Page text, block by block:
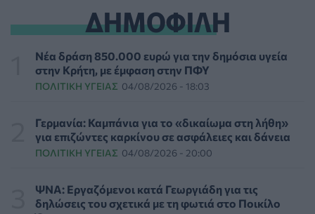
Η ΕΙΝΑΠ καταγγέλλει την αιφνιδιαστική ένταξη του
Σισμανογλείου στις πρωινές εφημερίες της Αττικής
ΠΟΛΙΤΙΚΉ ΥΓΕΊΑΣ 07/08/2026 - 14:39
σοβαρής εγκεφαλικής κάκωσης
ΥΓΕΊΑ 07/08/2026 - 14:00
τον χρόνο για φάρμακα GLP-1 στους εργαζομένους
ΥΠΗΡΕΣΊΕΣ ΥΓΕΊΑΣ 07/08/2026 - 13:00
ΔΗΜΟΦΙΛΗ
Νέα δράση 850.000 ευρώ για την δημόσια υγεία
στην Κρήτη, με έμφαση στην ΠΦΥ
ΠΟΛΙΤΙΚΉ ΥΓΕΊΑΣ 04/08/2026 - 18:03
Γερμανία: Καμπάνια για το «δικαίωμα στη λήθη»
για επιζώντες καρκίνου σε ασφάλειες και δάνεια
ΠΟΛΙΤΙΚΉ ΥΓΕΊΑΣ 04/08/2026 - 20:00
ΨΝΑ: Εργαζόμενοι κατά Γεωργιάδη για τις
δηλώσεις του σχετικά με τη φωτιά στο Ποικίλο